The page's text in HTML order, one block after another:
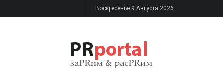
Перейти к основному содержаниюВоскресенье 9 Августа 2026